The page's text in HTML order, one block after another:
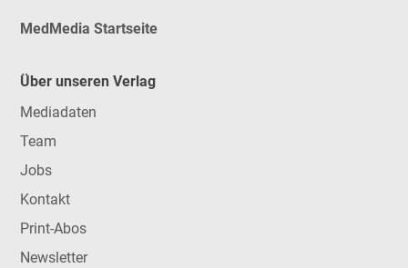
MedMedia Startseite
Über unseren Verlag
Mediadaten
Team
Jobs
Kontakt
Print-Abos
Newsletter